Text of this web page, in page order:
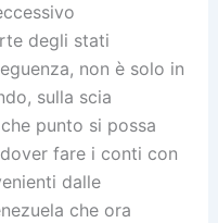
degli stati
non è solo in
sulla scia
punto si possa
fare i conti con
dalle
che ora